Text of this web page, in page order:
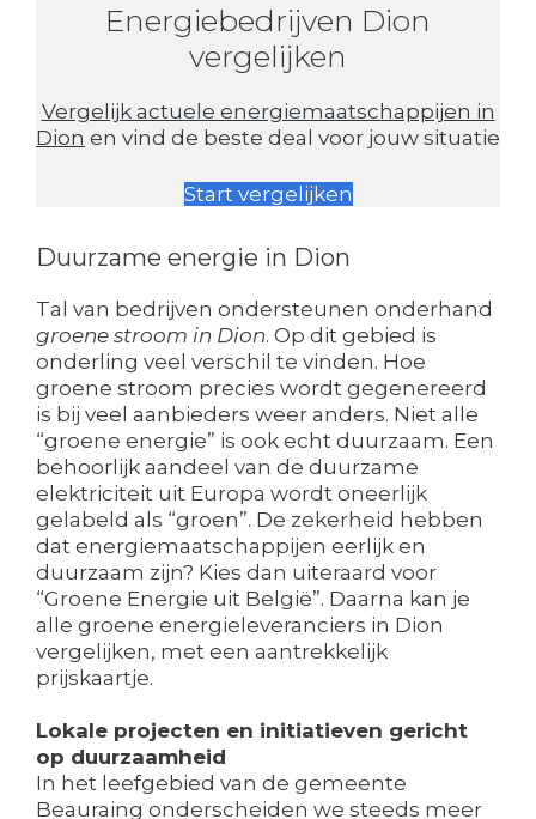
Energiebedrijven Dion
vergelijken
Vergelijk actuele energiemaatschappijen in
Dion en vind de beste deal voor jouw situatie
Start vergelijken
Duurzame energie in Dion
Tal van bedrijven ondersteunen onderhand
groene stroom in Dion. Op dit gebied is
onderling veel verschil te vinden. Hoe
groene stroom precies wordt gegenereerd
is bij veel aanbieders weer anders. Niet alle
“groene energie” is ook echt duurzaam. Een
behoorlijk aandeel van de duurzame
elektriciteit uit Europa wordt oneerlijk
gelabeld als “groen”. De zekerheid hebben
dat energiemaatschappijen eerlijk en
duurzaam zijn? Kies dan uiteraard voor
“Groene Energie uit België”. Daarna kan je
alle groene energieleveranciers in Dion
vergelijken, met een aantrekkelijk
prijskaartje.
Lokale projecten en initiatieven gericht
op duurzaamheid
In het leefgebied van de gemeente
Beauraing onderscheiden we steeds meer